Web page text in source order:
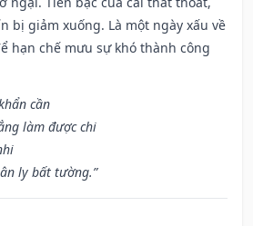
bị giảm xuống. Là một ngày xấu về
hạn chế mưu sự khó thành công
cần
làm được chi
ly bất tường.”